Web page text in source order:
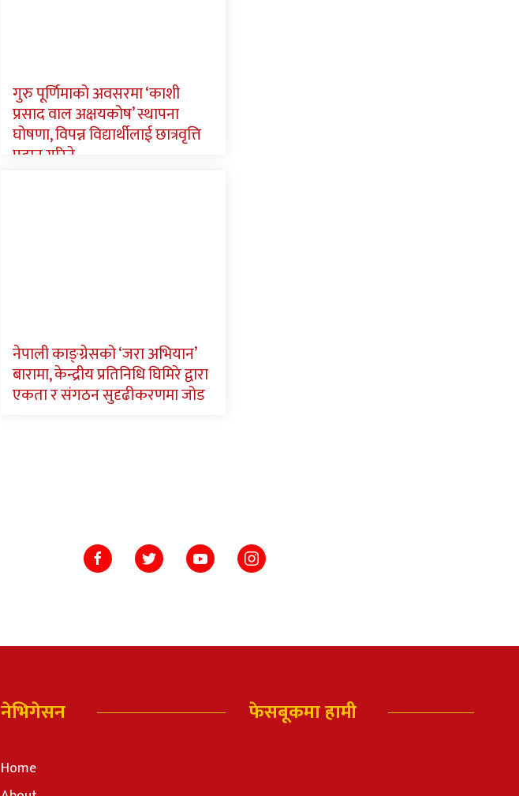
गुरु पूर्णिमाको अवसरमा ‘काशी
प्रसाद वाल अक्षयकोष’ स्थापना
घोषणा, विपन्न विद्यार्थीलाई छात्रवृत्ति
प्रदान गरिने
नेपाली काङ्ग्रेसको ‘जरा अभियान’
बारामा, केन्द्रीय प्रतिनिधि घिमिरे द्वारा
एकता र संगठन सुदृढीकरणमा जोड
नेभिगेसन
Home
फेसबूकमा हामी